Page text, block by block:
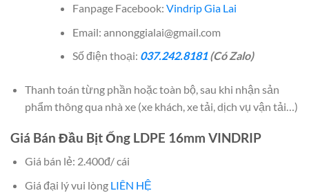
Fanpage Facebook: Vindrip Gia Lai
Email: annonggialai@gmail.com
Số điện thoại: 037.242.8181(Có Zalo)
Thanh toán từng phần hoặc toàn bộ, sau khi nhận sản
phẩm thông qua nhà xe (xe khách, xe tải, dịch vụ vận tải…)
Giá Bán Đầu Bịt Ống LDPE 16mm VINDRIP
Giá bán lẻ: 2.400đ/ cái
Giá đại lý vui lòng LIÊN HỆ